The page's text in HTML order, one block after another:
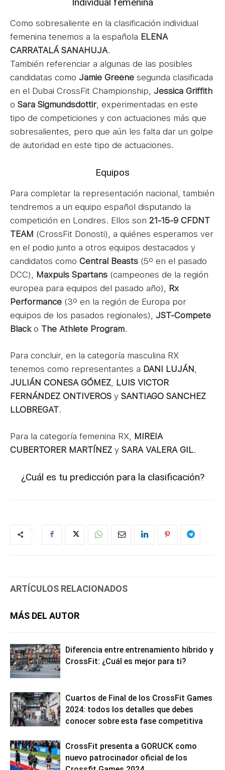
Como sobresaliente en la clasificación individual
femenina tenemos a la española ELENA
CARRATALÁ SANAHUJA.
También referenciar a algunas de las posibles
candidatas como Jamie Greene segunda clasificada
en el Dubai CrossFit Championship, Jessica Griffith
o Sara Sigmundsdottir , experimentadas en este
tipo de competiciones y con actuaciones más que
sobresalientes, pero que aún les falta dar un golpe
de autoridad en este tipo de actuaciones.
Equipos
Para completar la representación nacional, también
tendremos a un equipo español disputando la
competición en Londres. Ellos son 21-15-9 CFDNT
TEAM (CrossFit Donosti), a quiénes esperamos ver
en el podio junto a otros equipos destacados y
candidatos como Central Beasts (5º en el pasado
DCC), Maxpuls Spartans (campeones de la región
europea para equipos del pasado año), Rx
Performance (3º en la región de Europa por
equipos de los pasados regionales), JST-Compete
Blacko The Athlete Program.
Para concluir, en la categoría masculina RX
tenemos como representantes a DANI LUJÁN
JULIÁN CONESA GÓMEZ LUIS VICTOR
FERNÁNDEZ ONTIVEROS y SANTIAGO SANCHEZ
LLOBREGAT.
Para la categoría femenina RX, MIREIA
CUBERTORER MARTÍNEZ y SARA VALERA GIL.
¿Cuál es tu predicción para la clasificación?
ARTÍCULOS RELACIONADOS
MÁS DEL AUTOR
Diferencia entre entrenamiento híbrido y
CrossFit: ¿Cuál es mejor para ti?
Cuartos de Final de los CrossFit Games
2024: todos los detalles que debes
conocer sobre esta fase competitiva
CrossFit presenta a GORUCK como
nuevo patrocinador oficial de los